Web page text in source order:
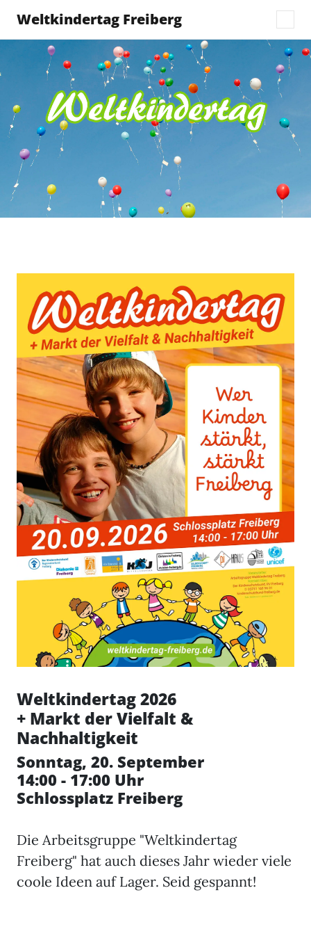
Weltkindertag Freiberg
Weltkindertag 2026
+ Markt der Vielfalt &
Nachhaltigkeit
Sonntag, 20. September
14:00 - 17:00 Uhr
Schlossplatz Freiberg
Die Arbeitsgruppe "Weltkindertag
Freiberg" hat auch dieses Jahr wieder viele
coole Ideen auf Lager. Seid gespannt!